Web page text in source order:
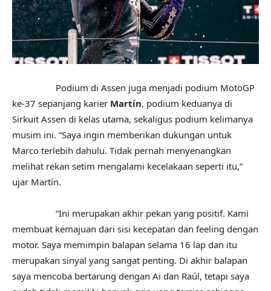
Podium di Assen juga menjadi podium MotoGP
ke-37 sepanjang karier Martín, podium keduanya di
Sirkuit Assen di kelas utama, sekaligus podium kelimanya
musim ini. “Saya ingin memberikan dukungan untuk
Marco terlebih dahulu. Tidak pernah menyenangkan
melihat rekan setim mengalami kecelakaan seperti itu,”
ujar Martín.
“Ini merupakan akhir pekan yang positif. Kami
membuat kemajuan dari sisi kecepatan dan feeling dengan
motor. Saya memimpin balapan selama 16 lap dan itu
merupakan sinyal yang sangat penting. Di akhir balapan
saya mencoba bertarung dengan Ai dan Raúl, tetapi saya